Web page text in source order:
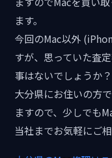
ます。
今回のMac以外
すが、思っていた査
事はないでしょうか？
大分県にお住いの方
ますので、少しでも
当社までお気軽にご